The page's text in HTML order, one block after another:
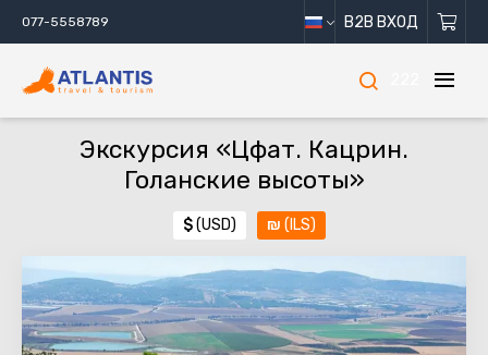
077-5558789 B2B ВХОД
Экскурсия «Цфат. Кацрин.
Голанские высоты»
$(USD) ₪ (ILS)